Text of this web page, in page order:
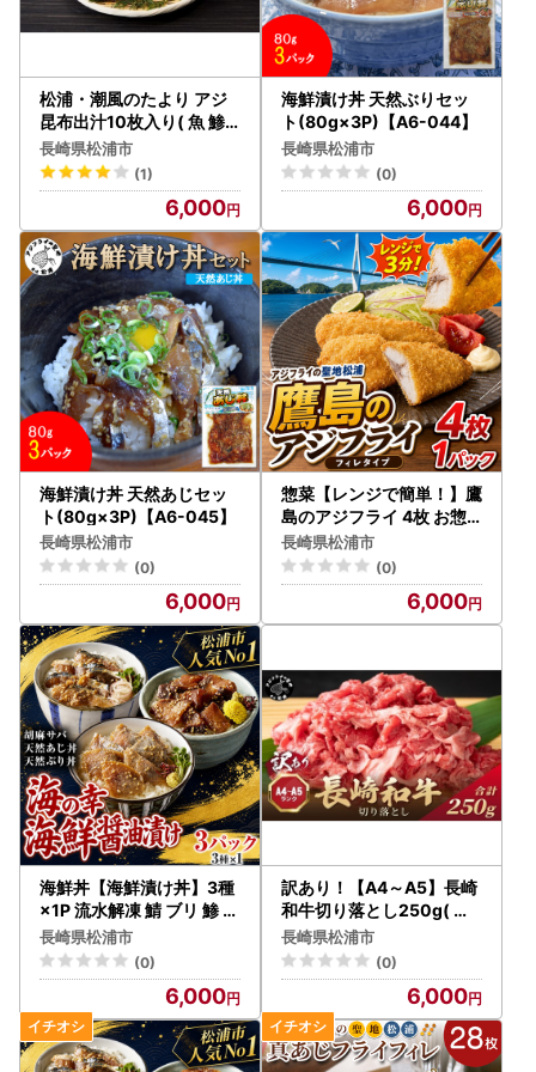
返礼品のお受け取り後はすぐに中身や状態をご確認いただ
き、万が一不具合等がございましたら、大変お手数ではござ
いますがお問い合わせ先まで画像を添付の上ご連絡いただき
ますようお願い申し上げます。
なお、お受け取りからお日にちが経過した後のご連絡につき
ましては対応いたしかねる場合がございますのであらかじめ
ご了承ください。
■問い合わせについて■
お問い合わせの際は、寄附者様氏名・申込番号を添えてお問
い合わせください。メールでのお問い合わせが非常に多く、
ご回答にお時間を要しております。誠に恐縮ではございます
が、ご回答までに1週間ほどお時間を頂く場合もございます
のであらかじめご了承ください。
また、お電話も大変混み合っておりご迷惑をおかけしており
ますが、何卒よろしくお願い申し上げます。
▼ お問い合わせ先
【ワンストップ特例申請書類に関すること】
松浦市役所 ふるさと納税・魅力発信室（平日 8:30～17:
15 ※年末年始は除く）
電 話：０９５６－７２－１３２１
【オンラインワンストップ特例申請に関すること】
松浦市ふるさと納税サポート室 （営業時間 9:00～18:00
※土日祝日を除く）
電 話：０５０－３０９６－９２０９
【 寄附申込・返礼品に関すること】
ふるさと納税返礼品お問い合わせ窓口（営業時間10:00～
18:30 ※土日祝日・年末年始を除く）
電 話：０５０－１７５０ー０７１０
メール：contact_r-g@furusatonouzei.jp
松浦・潮風のたより アジ
昆布出汁10枚入り( 魚 鯵
干物 海鮮 おすすめ 人気 セ
ット 詰め合わせ 国産 大容
量)【A6-037】
長崎県松浦市
(1)
6,000
海鮮漬け丼 天然ぶりセッ
ト(80g×3P)【A6-044】
長崎県松浦市
(0)
6,000
海鮮漬け丼 天然あじセッ
ト(80g×3P)【A6-045】
長崎県松浦市
(0)
6,000
惣菜【レンジで簡単！】鷹
島のアジフライ 4枚 お惣
菜 お弁当【A6-041】
長崎県松浦市
(0)
6,000
海鮮丼【海鮮漬け丼】3種
×1P 流水解凍 鯖 ブリ 鯵 サ
バ さば ぶり【A6-028】
長崎県松浦市
(0)
6,000
訳あり！【A4～A5】長崎
和牛切り落とし250g( 牛
肉 おすすめ 長崎和牛 バー
ベキュー 焼肉 切り落とし
冷凍 国産 送料無料 赤身 )
長崎県松浦市
(0)
6,000